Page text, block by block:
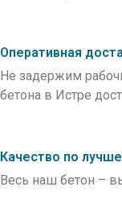
Оперативная
Не задержим
бетона в Истре
Качество по
Весь наш бетон –